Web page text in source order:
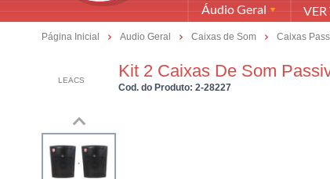
Áudio Geral VER
Página Inicial Audio Geral Caixas de Som Caixas
LEACS Kit 2 Caixas De Som
Cod. do Produto: 2-28227